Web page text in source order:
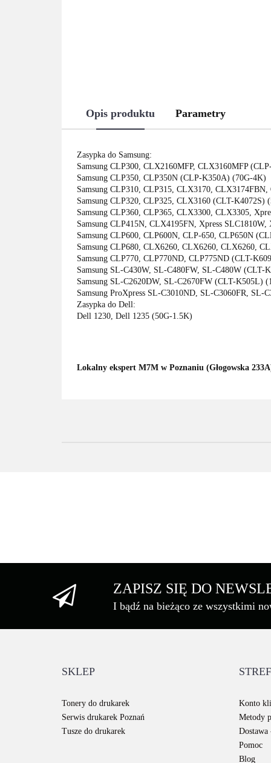
Opis produktu Parametry
Zasypka do Samsung:
Samsung CLP300, CLX2160MFP, CLX3160MFP
Samsung CLP350, CLP350N (CLP-K350A) (70G-4K)
Samsung CLP310, CLP315, CLX3170,
Samsung CLP320, CLP325, CLX3160 (CLT-K4072S)
Samsung CLP360, CLP365, CLX3300, CLX3305,
Samsung CLP415N, CLX4195FN, Xpress
Samsung CLP600, CLP600N, CLP-650, CLP650N
Samsung CLP680, CLX6260, CLX6260, CLX6260,
Samsung CLP770, CLP770ND, CLP775ND (CLT-
Samsung SL-C430W, SL-C480FW, SL-C480W (CLT-
Samsung SL-C2620DW, SL-C2670FW (CLT-K505L)
Samsung ProXpress SL-C3010ND, SL-C3060FR,
Zasypka do Dell:
Dell 1230, Dell 1235 (50G-1.5K)
Lokalny ekspert M7M w Poznaniu (Głogowska
ZAPISZ SIĘ DO
I bądź na bieżąco ze wszystkimi
SKLEP
Tonery do drukarek
Serwis drukarek Poznań
Tusze do drukarek
Konto
Metody
Dostawa
Pomoc
Blog